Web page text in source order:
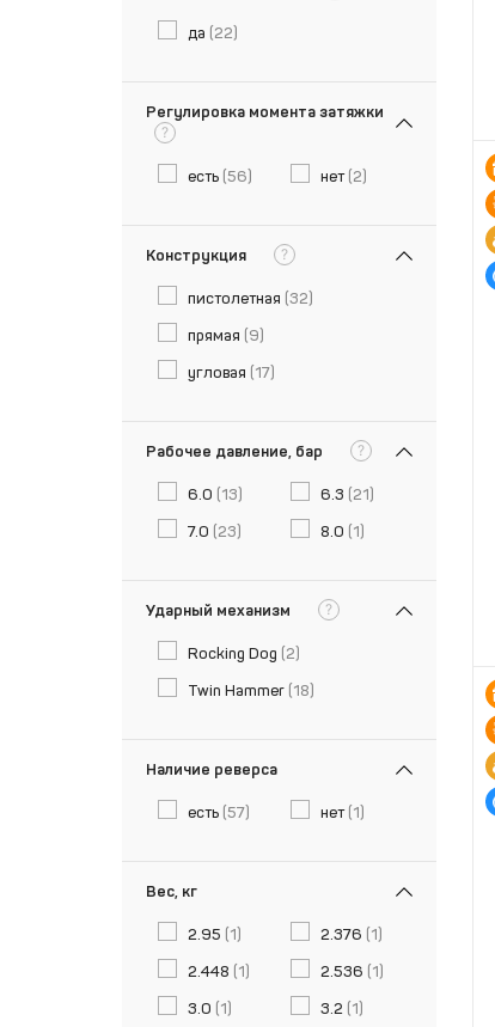
да (22)
Регулировка момента затяжки
?
есть (56) нет (2)
Конструкция ?
пистолетная (32)
прямая (9)
угловая (17)
Рабочее давление, бар ?
6.0 (13) 6.3 (21)
7.0 (23) 8.0 (1)
Ударный механизм ?
Rocking Dog (2)
Twin Hammer (18)
Наличие реверса
есть (57) нет (1)
Вес, кг
2.95 (1) 2.376 (1)
2.448 (1) 2.536 (1)
3.0 (1) 3.2 (1)